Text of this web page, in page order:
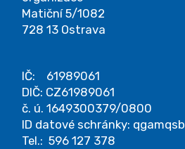
Matiční 5/1082
728 13 Ostrava
IČ: 61989061
DIČ: CZ61989061
č. ú. 1649300379/0800
ID datové schránky: qgamqsb
Tel.: 596 127 378